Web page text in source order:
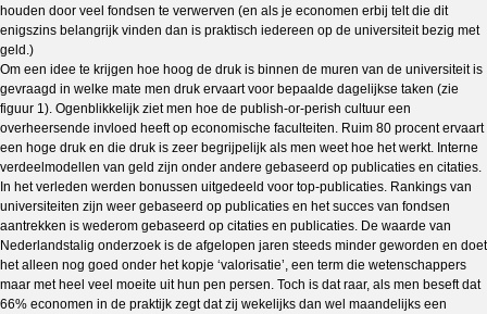
houden door veel fondsen te verwerven (en als je economen erbij telt die dit
enigszins belangrijk vinden dan is praktisch iedereen op de universiteit bezig met
geld.)
Om een idee te krijgen hoe hoog de druk is binnen de muren van de universiteit is
gevraagd in welke mate men druk ervaart voor bepaalde dagelijkse taken (zie
figuur 1). Ogenblikkelijk ziet men hoe de publish-or-perish cultuur een
overheersende invloed heeft op economische faculteiten. Ruim 80 procent ervaart
een hoge druk en die druk is zeer begrijpelijk als men weet hoe het werkt. Interne
verdeelmodellen van geld zijn onder andere gebaseerd op publicaties en citaties.
In het verleden werden bonussen uitgedeeld voor top-publicaties. Rankings van
universiteiten zijn weer gebaseerd op publicaties en het succes van fondsen
aantrekken is wederom gebaseerd op citaties en publicaties. De waarde van
Nederlandstalig onderzoek is de afgelopen jaren steeds minder geworden en doet
het alleen nog goed onder het kopje ‘valorisatie’, een term die wetenschappers
maar met heel veel moeite uit hun pen persen. Toch is dat raar, als men beseft dat
66% economen in de praktijk zegt dat zij wekelijks dan wel maandelijks een